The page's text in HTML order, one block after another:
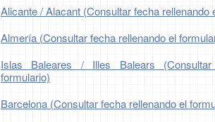
Alicante / Alacant (Consultar fecha rellenando
Almería (Consultar fecha rellenando el
Islas Baleares / Illes Balears
formulario)
Barcelona (Consultar fecha rellenando el